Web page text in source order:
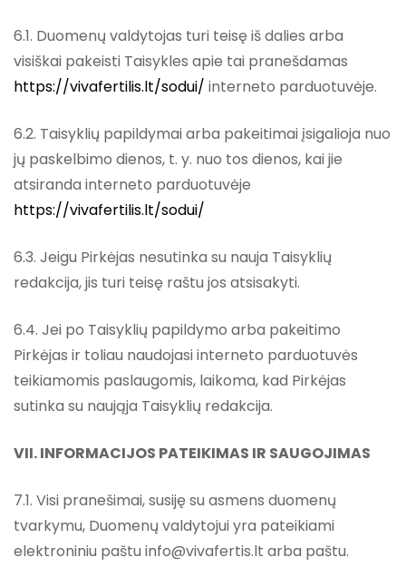
6.1. Duomenų valdytojas turi teisę iš dalies arba
visiškai pakeisti Taisykles apie tai pranešdamas
https://vivafertilis.lt/sodui/ interneto parduotuvėje.
6.2. Taisyklių papildymai arba pakeitimai įsigalioja nuo
jų paskelbimo dienos, t. y. nuo tos dienos, kai jie
atsiranda interneto parduotuvėje
https://vivafertilis.lt/sodui/
6.3. Jeigu Pirkėjas nesutinka su nauja Taisyklių
redakcija, jis turi teisę raštu jos atsisakyti.
6.4. Jei po Taisyklių papildymo arba pakeitimo
Pirkėjas ir toliau naudojasi interneto parduotuvės
teikiamomis paslaugomis, laikoma, kad Pirkėjas
sutinka su naująja Taisyklių redakcija.
VII. INFORMACIJOS PATEIKIMAS IR SAUGOJIMAS
7.1. Visi pranešimai, susiję su asmens duomenų
tvarkymu, Duomenų valdytojui yra pateikiami
elektroniniu paštu info@vivafertis.lt arba paštu.